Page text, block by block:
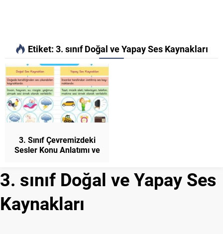
Etiket: 3. sınıf Doğal ve Yapay Ses Kaynakları
3. Sınıf Çevremizdeki
Sesler Konu Anlatımı ve
3. sınıf Doğal ve Yapay Ses
Kaynakları